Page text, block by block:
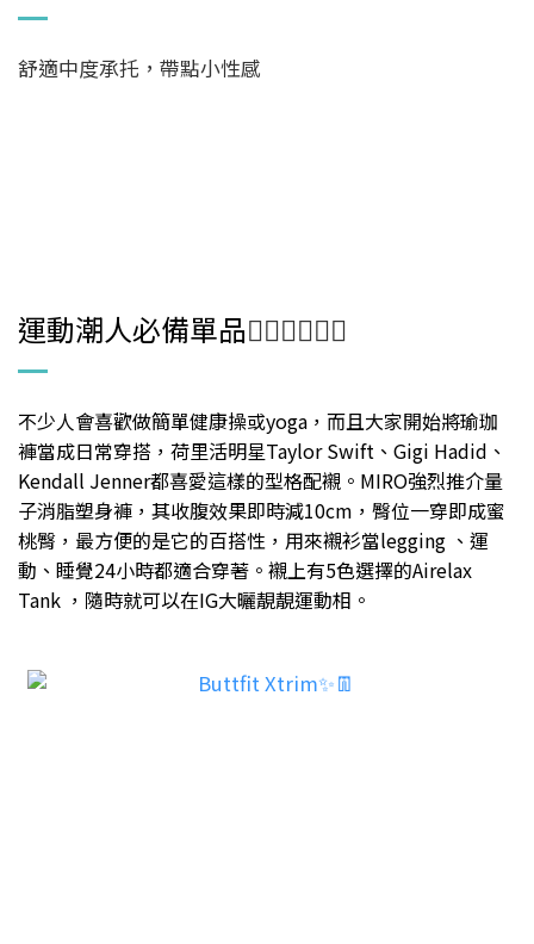
舒適中度承托，帶點小性感
運動潮人必備單品🏃🏻‍♀️🏃🏻‍♀️
不少人會喜歡做簡單健康操或yoga，而且大家開始將瑜珈
褲當成日常穿搭，荷里活明星Taylor Swift、Gigi Hadid、
Kendall Jenner都喜愛這樣的型格配襯。MIRO強烈推介量
子消脂塑身褲，其收腹效果即時減10cm，臀位一穿即成蜜
桃臀，最方便的是它的百搭性，用來襯衫當legging 、運
動、睡覺24小時都適合穿著。襯上有5色選擇的Airelax
Tank ，隨時就可以在IG大曬靚靚運動相。